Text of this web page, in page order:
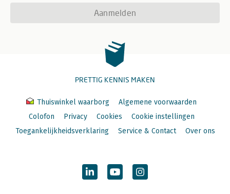
Aanmelden
PRETTIG KENNIS MAKEN
Thuiswinkel waarborg
Algemene voorwaarden
Colofon
Privacy Cookies
Cookie instellingen
Toegankelijkheidsverklaring
Service & Contact Over ons